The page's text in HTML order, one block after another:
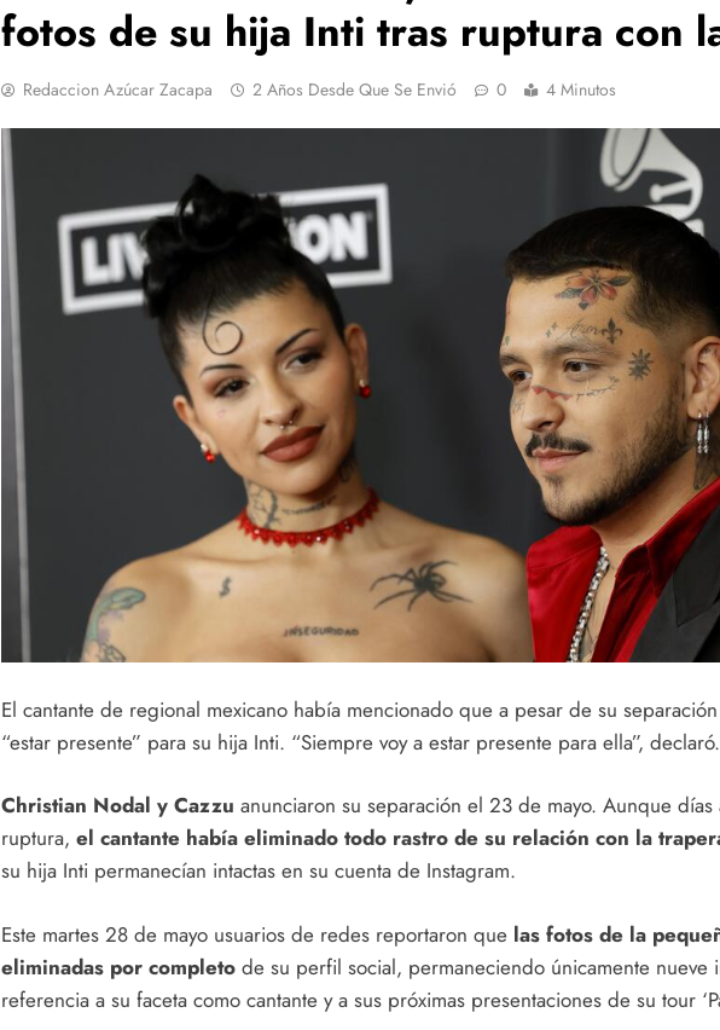
fotos de su hija Inti tras ruptura con
Redaccion Azúcar Zacapa 2 Años Desde Que Se Envió 0 4 Minutos
El cantante de regional mexicano había mencionado que a pesar de su
“estar presente” para su hija Inti. “Siempre voy a estar presente para ella”, declaró.
Christian Nodal y Cazzu anunciaron su separación el 23 de mayo. Aunque
ruptura, el cantante había eliminado todo rastro de su relación con la
su hija Inti permanecían intactas en su cuenta de Instagram.
Este martes 28 de mayo usuarios de redes reportaron que las fotos de la
eliminadas por completo de su perfil social, permaneciendo únicamente nueve
referencia a su faceta como cantante y a sus próximas presentaciones de su tour